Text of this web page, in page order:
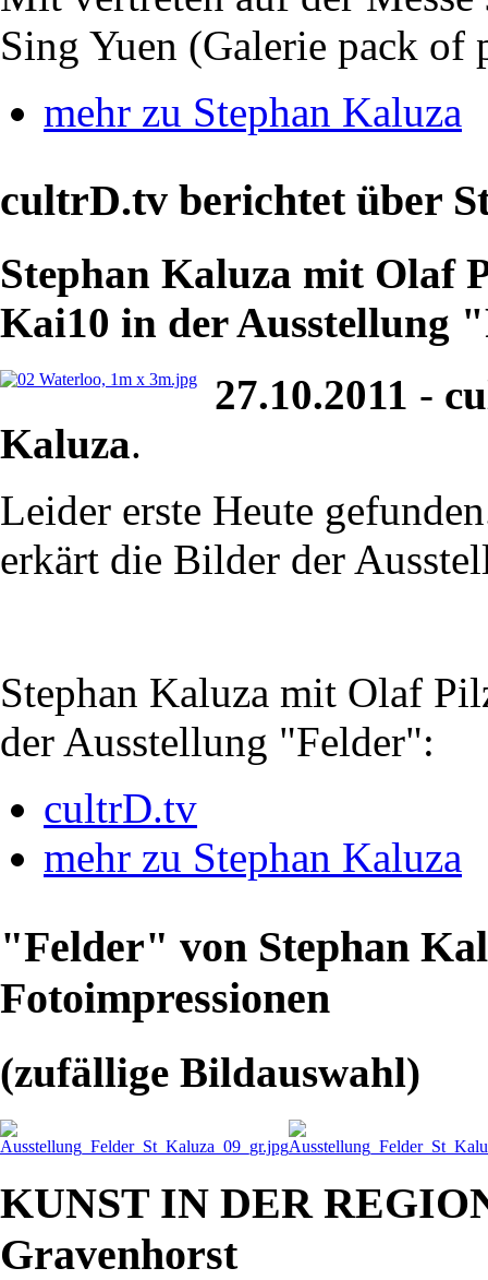
Sing Yuen (Galerie pack of
mehr zu Stephan Kaluza
cultrD.tv berichtet über
Stephan Kaluza mit Olaf
Kai10 in der Ausstellung
27.10.2011 -
Kaluza.
Leider erste Heute
erkärt die Bilder der
Stephan Kaluza mit Olaf
der Ausstellung "Felder":
cultrD.tv
mehr zu Stephan Kaluza
"Felder" von Stephan
Fotoimpressionen
(zufällige Bildauswahl)
KUNST IN DER
Gravenhorst